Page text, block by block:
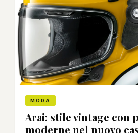
MODA
Arai: stile vintage con
moderne nel nuovo